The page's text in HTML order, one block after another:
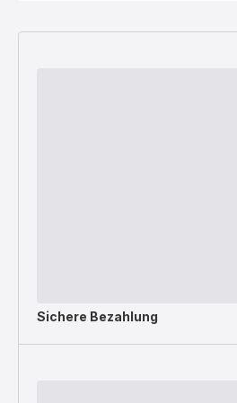
Sichere Bezahlung